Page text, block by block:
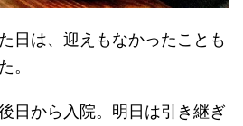
日は、迎えもなかったことも
。
日から入院。明日は引き継ぎ